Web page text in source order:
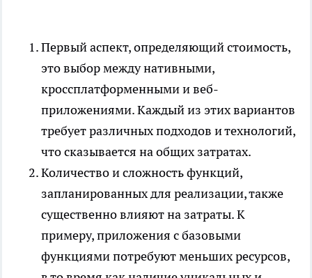
Первый аспект, определяющий стоимость,
это выбор между нативными,
кроссплатформенными и веб-
приложениями. Каждый из этих вариантов
требует различных подходов и технологий,
что сказывается на общих затратах.
Количество и сложность функций,
запланированных для реализации, также
существенно влияют на затраты. К
примеру, приложения с базовыми
функциями потребуют меньших ресурсов,